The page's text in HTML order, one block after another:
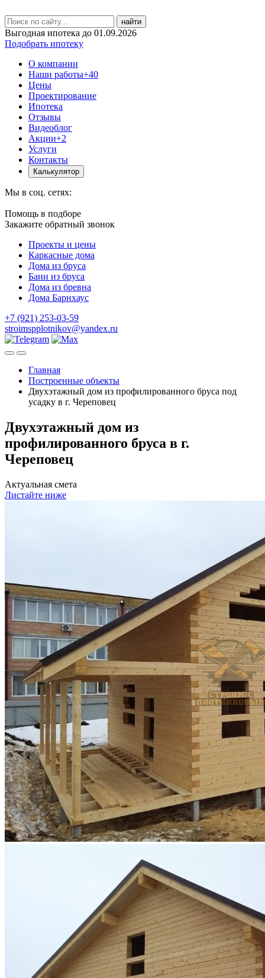
найти
Выгодная ипотека до 01.09.2026
Подобрать ипотеку
О компании
Наши работы+40
Цены
Проектирование
Ипотека
Отзывы
Видеоблог
Акции+2
Услуги
Контакты
Калькулятор
Мы в соц. сетях:
Помощь в подборе
Закажите обратный звонок
Проекты и цены
Каркасные дома
Дома из бруса
Бани из бруса
Дома из бревна
Дома Барнхаус
+7 (921) 253-03-59
stroimspplotnikov@yandex.ru
Главная
Построенные объекты
Двухэтажный дом из профилированного бруса под
усадку в г. Череповец
Двухэтажный дом из
профилированного бруса в г.
Череповец
Актуальная смета
Листайте ниже